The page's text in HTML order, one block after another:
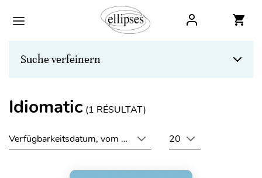
Suche verfeinern
Idiomatic (1 RÉSULTAT)
Verfügbarkeitsdatum, vom neuesten zum ältesten
20